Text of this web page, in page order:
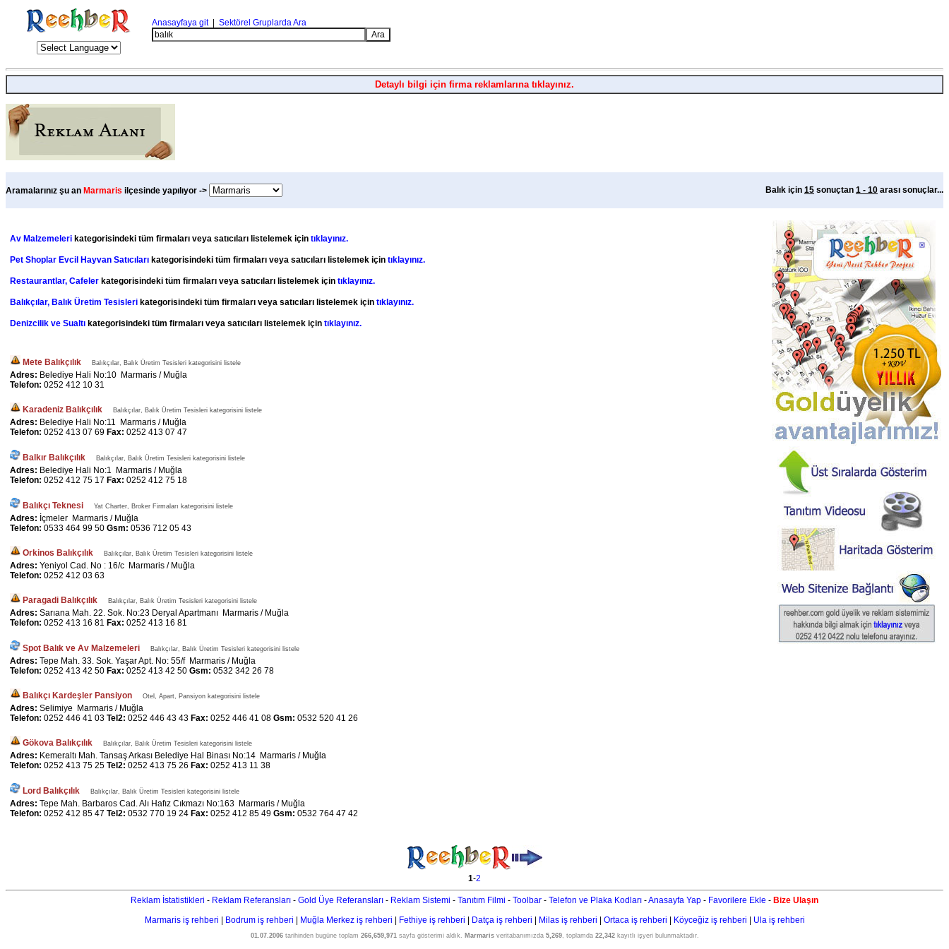
Anasayfaya git| Sektörel Gruplarda Ara
Detaylı bilgi için firma reklamlarına tıklayınız.
Aramalarınız şu an Marmaris ilçesinde yapılıyor -> Balık için 15 sonuçtan 1 - 10 arası sonuçlar...
Av Malzemeleri kategorisindeki tüm firmaları veya satıcıları listelemek için tıklayınız.
Pet Shoplar Evcil Hayvan Satıcıları kategorisindeki tüm firmaları veya satıcıları listelemek için tıklayınız.
Restaurantlar, Cafeler kategorisindeki tüm firmaları veya satıcıları listelemek için tıklayınız.
Balıkçılar, Balık Üretim Tesisleri kategorisindeki tüm firmaları veya satıcıları listelemek için tıklayınız.
Denizcilik ve Sualtı kategorisindeki tüm firmaları veya satıcıları listelemek için tıklayınız.
Mete Balıkçılık Balıkçılar, Balık Üretim Tesisleri kategorisini listele
Adres: Belediye Hali No:10 Marmaris / Muğla
Telefon: 0252 412 10 31
Karadeniz Balıkçılık Balıkçılar, Balık Üretim Tesisleri kategorisini listele
Adres: Belediye Hali No:11 Marmaris / Muğla
Telefon: 0252 413 07 69 Fax: 0252 413 07 47
Balkır Balıkçılık Balıkçılar, Balık Üretim Tesisleri kategorisini listele
Adres: Belediye Hali No:1 Marmaris / Muğla
Telefon: 0252 412 75 17 Fax: 0252 412 75 18
Balıkçı Teknesi Yat Charter, Broker Firmaları kategorisini listele
Adres: İçmeler Marmaris / Muğla
Telefon: 0533 464 99 50 Gsm: 0536 712 05 43
Orkinos Balıkçılık Balıkçılar, Balık Üretim Tesisleri kategorisini listele
Adres: Yeniyol Cad. No : 16/c Marmaris / Muğla
Telefon: 0252 412 03 63
Paragadi Balıkçılık Balıkçılar, Balık Üretim Tesisleri kategorisini listele
Adres: Sarıana Mah. 22. Sok. No:23 Deryal Apartmanı Marmaris / Muğla
Telefon: 0252 413 16 81 Fax: 0252 413 16 81
Spot Balık ve Av Malzemeleri Balıkçılar, Balık Üretim Tesisleri kategorisini listele
Adres: Tepe Mah. 33. Sok. Yaşar Apt. No: 55/f Marmaris / Muğla
Telefon: 0252 413 42 50 Fax: 0252 413 42 50 Gsm: 0532 342 26 78
Balıkçı Kardeşler Pansiyon Otel, Apart, Pansiyon kategorisini listele
Adres: Selimiye Marmaris / Muğla
Telefon: 0252 446 41 03 Tel2: 0252 446 43 43 Fax: 0252 446 41 08 Gsm: 0532 520 41 26
Gökova Balıkçılık Balıkçılar, Balık Üretim Tesisleri kategorisini listele
Adres: Kemeraltı Mah. Tansaş Arkası Belediye Hal Binası No:14 Marmaris / Muğla
Telefon: 0252 413 75 25 Tel2: 0252 413 75 26 Fax: 0252 413 11 38
Lord Balıkçılık Balıkçılar, Balık Üretim Tesisleri kategorisini listele
Adres: Tepe Mah. Barbaros Cad. Alı Hafız Cıkmazı No:163 Marmaris / Muğla
Telefon: 0252 412 85 47 Tel2: 0532 770 19 24 Fax: 0252 412 85 49 Gsm: 0532 764 47 42
1-2
Reklam İstatistikleri - Reklam Referansları - Gold Üye Referansları - Reklam Sistemi - Tanıtım Filmi - Toolbar - Telefon ve Plaka Kodları -Anasayfa Yap - Favorilere Ekle - Bize Ulaşın
Marmaris iş rehberi
Bodrum iş rehberi Muğla Merkez iş rehberi Fethiye iş rehberi Datça iş rehberi Milas iş rehberi Ortaca iş rehberi Köyceğiz iş rehberi Ula iş rehberi
01.07.2006tarihinden bugüne toplam 266,659,971sayfa gösterimi aldık. Marmarisveritabanımızda 5,269, toplamda 22,342kayıtlı işyeri bulunmaktadır.